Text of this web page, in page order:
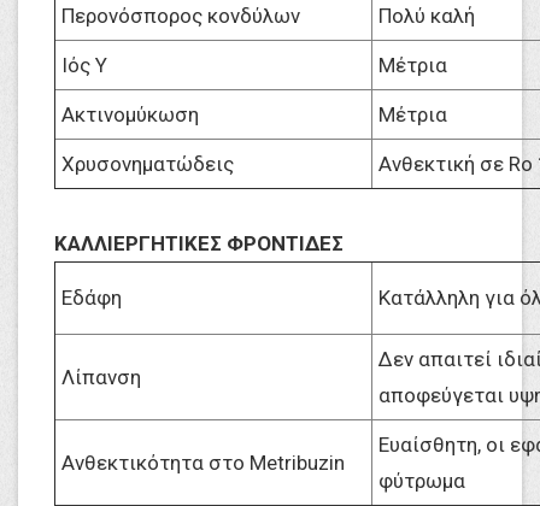
Περονόσπορος κονδύλων Πολύ καλή
Ιός Υ Μέτρια
Ακτινομύκωση Μέτρια
Χρυσονηματώδεις Ανθεκτική σε Ro
ΚΑΛΛΙΕΡΓΗΤΙΚΕΣ ΦΡΟΝΤΙΔΕΣ
Εδάφη Κατάλληλη για
Λίπανση
Δεν απαιτεί
αποφεύγεται
Ανθεκτικότητα στο Metribuzin
Ευαίσθητη, οι
φύτρωμα